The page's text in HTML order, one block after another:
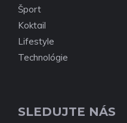
Šport
Koktail
Lifestyle
Technológie
SLEDUJTE NÁS